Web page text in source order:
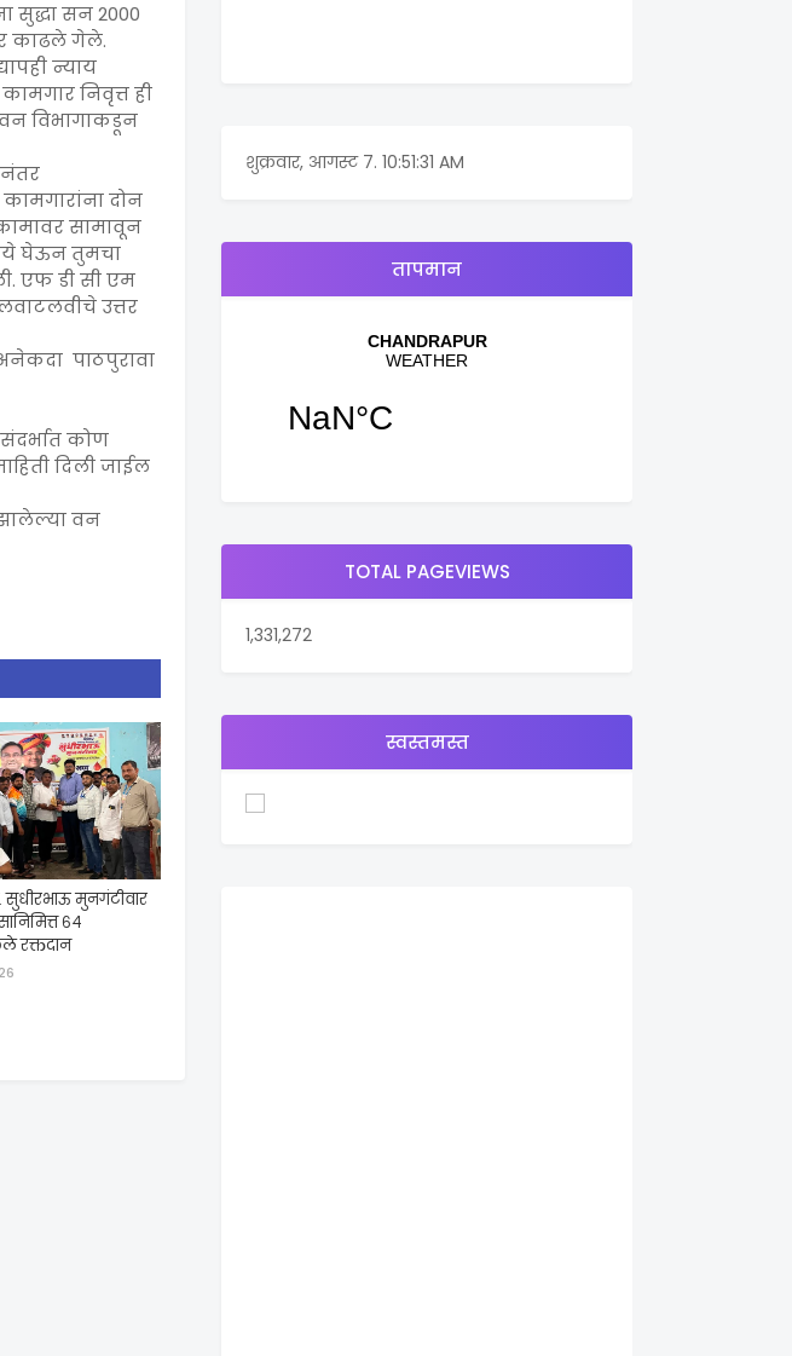
सुद्धा सन 2000
काढले गेले.
न्याय
निवृत्त ही
वन विभागाकडून
दोन
सामावून
घेऊन तुमचा
एफ डी सी एम
उत्तर
पाठपुरावा
कोण
दिली जाईल
वन
मुनगंटीवार
६४
रक्तदान
शुक्रवार, आगस्ट 7. 10:51:31 AM
तापमान
TOTAL PAGEVIEWS
1,331,272
स्वस्तमस्त